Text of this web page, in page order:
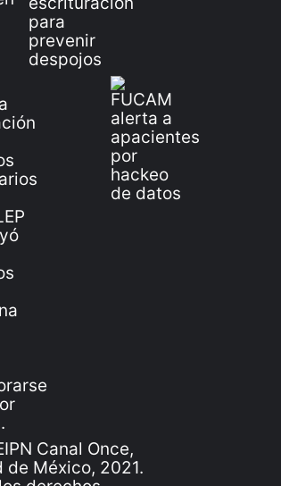
Canal Once,
de México, 2021.